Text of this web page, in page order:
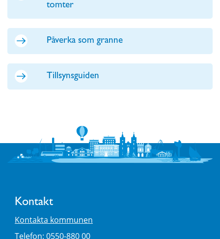
tomter
Påverka som granne
Tillsynsguiden
Kontakt
Kontakta kommunen
Telefon: 0550-880 00